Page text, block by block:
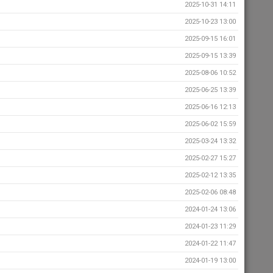
2025-10-31 14:11
2025-10-23 13:00
2025-09-15 16:01
2025-09-15 13:39
2025-08-06 10:52
2025-06-25 13:39
2025-06-16 12:13
2025-06-02 15:59
2025-03-24 13:32
2025-02-27 15:27
2025-02-12 13:35
2025-02-06 08:48
2024-01-24 13:06
2024-01-23 11:29
2024-01-22 11:47
2024-01-19 13:00